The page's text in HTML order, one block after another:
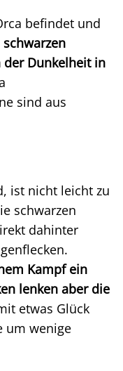
befindet und
schwarzen
Dunkelheit in
sind aus
ist nicht leicht zu
schwarzen
dahinter
Kampf ein
lenken aber die
etwas Glück
um wenige